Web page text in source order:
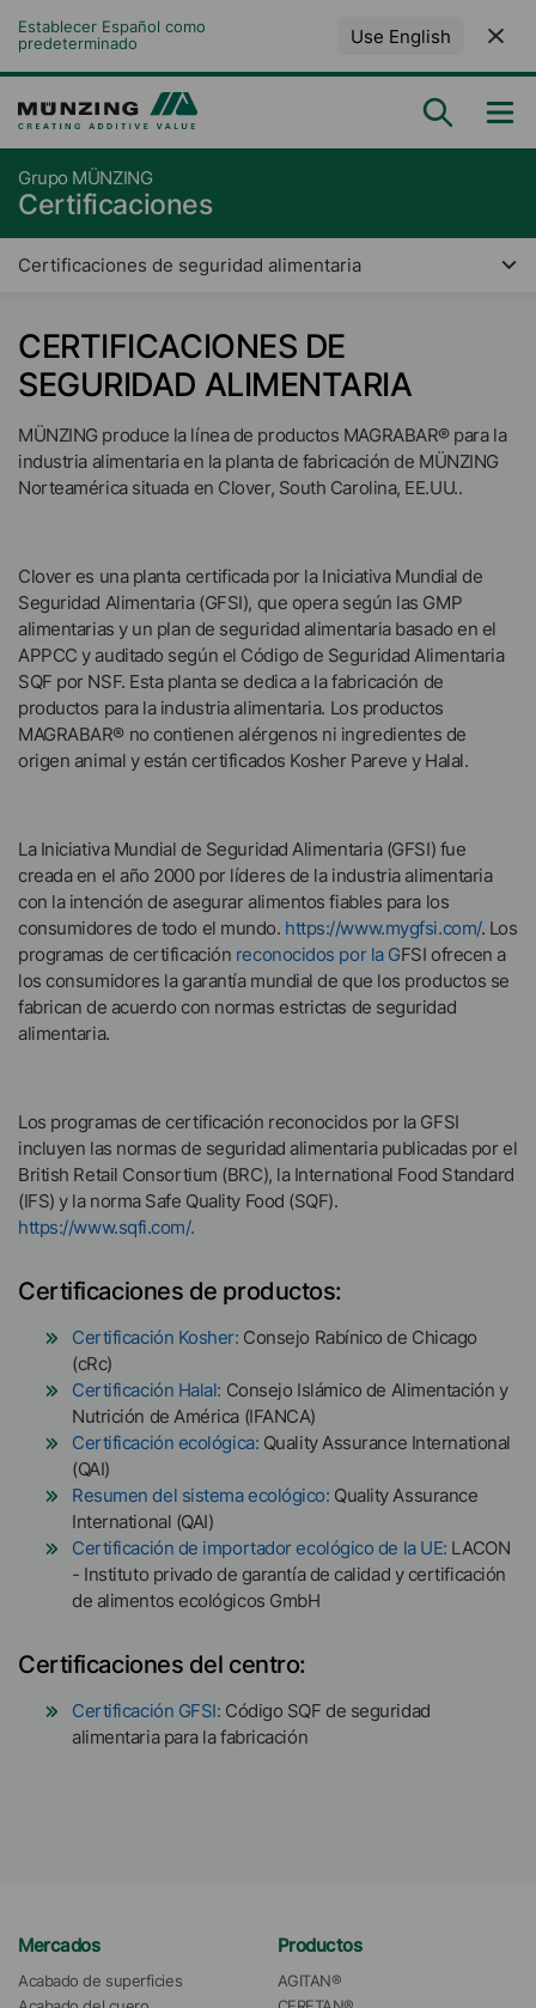
Establecer Español como
predeterminado
Use English
Grupo MÜNZING
Certificaciones
Certificaciones de seguridad alimentaria
CERTIFICACIONES DE
SEGURIDAD ALIMENTARIA
MÜNZING produce la línea de productos MAGRABAR® para la
industria alimentaria en la planta de fabricación de MÜNZING
Norteamérica situada en Clover, South Carolina, EE.UU..
Clover es una planta certificada por la Iniciativa Mundial de
Seguridad Alimentaria (GFSI), que opera según las GMP
alimentarias y un plan de seguridad alimentaria basado en el
APPCC y auditado según el Código de Seguridad Alimentaria
SQF por NSF. Esta planta se dedica a la fabricación de
productos para la industria alimentaria. Los productos
MAGRABAR® no contienen alérgenos ni ingredientes de
origen animal y están certificados Kosher Pareve y Halal.
La Iniciativa Mundial de Seguridad Alimentaria (GFSI) fue
creada en el año 2000 por líderes de la industria alimentaria
con la intención de asegurar alimentos fiables para los
consumidores de todo el mundo. https://www.mygfsi.com/. Los
programas de certificación reconocidos por la GFSI ofrecen a
los consumidores la garantía mundial de que los productos se
fabrican de acuerdo con normas estrictas de seguridad
alimentaria.
Los programas de certificación reconocidos por la GFSI
incluyen las normas de seguridad alimentaria publicadas por el
British Retail Consortium (BRC), la International Food Standard
(IFS) y la norma Safe Quality Food (SQF).
https://www.sqfi.com/.
Certificaciones de productos:
Certificación Kosher: Consejo Rabínico de Chicago
(cRc)
Certificación Halal: Consejo Islámico de Alimentación y
Nutrición de América (IFANCA)
Certificación ecológica: Quality Assurance International
(QAI)
Resumen del sistema ecológico: Quality Assurance
International (QAI)
Certificación de importador ecológico de la UE: LACON
- Instituto privado de garantía de calidad y certificación
de alimentos ecológicos GmbH
Certificaciones del centro:
Certificación GFSI: Código SQF de seguridad
alimentaria para la fabricación
Mercados
Acabado de superficies
Productos
AGITAN®